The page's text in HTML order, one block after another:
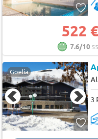
522 €
7.6/10
Goelia
3